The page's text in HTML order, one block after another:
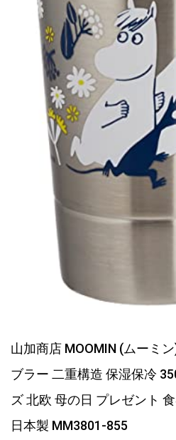
山加商店 MOOMIN (ムーミ
ブラー 二重構造 保湿保冷
ズ 北欧 母の日 プレゼント
日本製 MM3801-855